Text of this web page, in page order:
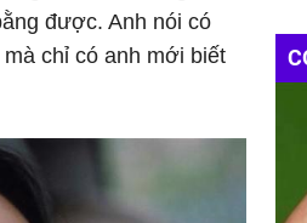
được. Anh nói có
chỉ có anh mới biết